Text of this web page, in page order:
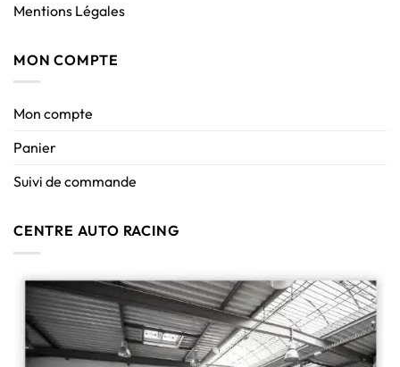
Mentions Légales
MON COMPTE
Mon compte
Panier
Suivi de commande
CENTRE AUTO RACING